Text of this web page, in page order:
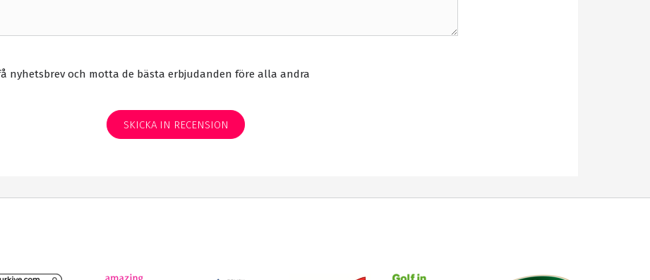
nyhetsbrev och motta de bästa erbjudanden före alla andra
SKICKA IN RECENSION